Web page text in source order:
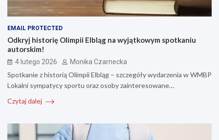
EMAIL PROTECTED
Odkryj historię Olimpii Elbląg na wyjątkowym spotkaniu
autorskim!
4 lutego 2026 Monika Czarnecka
Spotkanie z historią Olimpii Elbląg – szczegóły wydarzenia w WMBP
Lokalni sympatycy sportu oraz osoby zainteresowane…
Czytaj dalej